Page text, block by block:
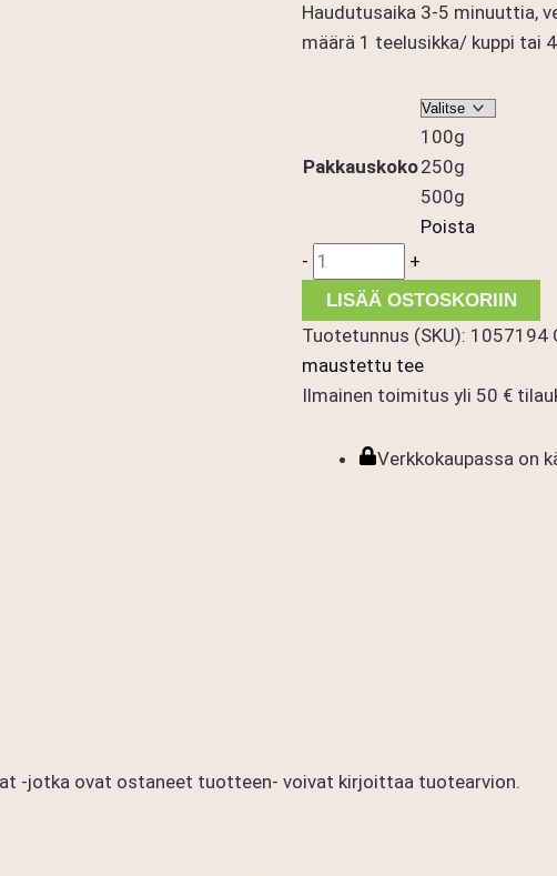
Haudutusaika 3-5 minuuttia,
määrä 1 teelusikka/ kuppi tai
Pakkauskoko
100g
250g
500g
Poista
- Lady
Londonberry
määrä
+
LISÄÄ OSTOSKORIIN
Tuotetunnus (SKU): 1057194
maustettu tee
Ilmainen toimitus yli 50 €
Verkkokaupassa on
-jotka ovat ostaneet tuotteen- voivat kirjoittaa tuotearvion.